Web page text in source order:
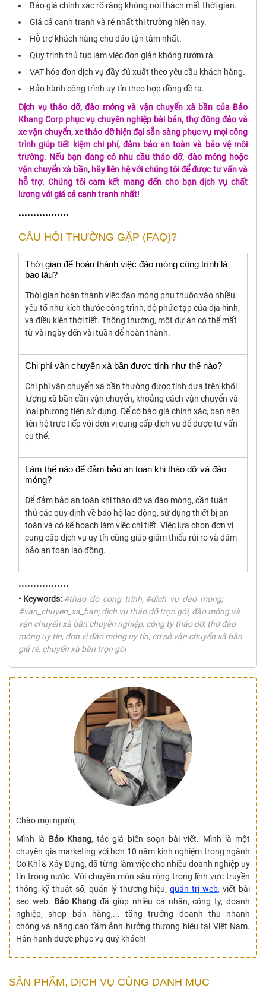
Báo giá chính xác rõ ràng không nói thách mất thời gian.
Giá cả cạnh tranh và rẻ nhất thị trường hiện nay.
Hỗ trợ khách hàng chu đáo tận tâm nhất.
Quy trình thủ tục làm việc đơn giản không rườm rà.
VAT hóa đơn dịch vụ đầy đủ xuất theo yêu cầu khách hàng.
Bảo hành công trình uy tín theo hợp đồng đề ra.
Dịch vụ tháo dỡ, đào móng và vận chuyển xà bần của Bảo
Khang Corp phục vụ chuyên nghiệp bài bản, thợ đông đảo và
xe vận chuyển, xe tháo dỡ hiện đại sẵn sàng phục vụ mọi công
trình giúp tiết kiệm chi phí, đảm bảo an toàn và bảo vệ môi
trường. Nếu bạn đang có nhu cầu tháo dỡ, đào móng hoặc
vận chuyển xà bần, hãy liên hệ với chúng tôi để được tư vấn và
hỗ trợ. Chúng tôi cam kết mang đến cho bạn dịch vụ chất
lượng với giá cả cạnh tranh nhất!
•••••••••••••••••
CÂU HỎI THƯỜNG GẶP (FAQ)?
Thời gian để hoàn thành việc đào móng công trình là
bao lâu?
Thời gian hoàn thành việc đào móng phụ thuộc vào nhiều
yếu tố như kích thước công trình, độ phức tạp của địa hình,
và điều kiện thời tiết. Thông thường, một dự án có thể mất
từ vài ngày đến vài tuần để hoàn thành.
Chi phí vận chuyển xà bần được tính như thế nào?
Chi phí vận chuyển xà bần thường được tính dựa trên khối
lượng xà bần cần vận chuyển, khoảng cách vận chuyển và
loại phương tiện sử dụng. Để có báo giá chính xác, bạn nên
liên hệ trực tiếp với đơn vị cung cấp dịch vụ để được tư vấn
cụ thể.
Làm thế nào để đảm bảo an toàn khi tháo dỡ và đào
móng?
Để đảm bảo an toàn khi tháo dỡ và đào móng, cần tuân
thủ các quy định về bảo hộ lao động, sử dụng thiết bị an
toàn và có kế hoạch làm việc chi tiết. Việc lựa chọn đơn vị
cung cấp dịch vụ uy tín cũng giúp giảm thiểu rủi ro và đảm
bảo an toàn lao động.
•••••••••••••••••
• Keywords: #thao_do_cong_trinh; #dich_vu_dao_mong;
#van_chuyen_xa_ban; dịch vụ tháo dỡ trọn gói, đào móng và
vận chuyển xà bần chuyên nghiệp, công ty tháo dỡ, thợ đào
móng uy tín, đơn vị đào móng uy tín, cơ sở vận chuyển xà bần
giá rẻ, chuyển xà bần trọn gói
Chào mọi người,
Mình là Bảo Khang, tác giả biên soạn bài viết. Mình là một
chuyên gia marketing với hơn 10 năm kinh nghiệm trong ngành
Cơ Khí & Xây Dựng, đã từng làm việc cho nhiều doanh nghiệp uy
tín trong nước. Với chuyên môn sâu rộng trong lĩnh vực truyền
thông kỹ thuật số, quản lý thương hiệu,quản trị web, viết bài
seo web. Bảo Khang đã giúp nhiều cá nhân, công ty, doanh
nghiệp, shop bán hàng,... tăng trưởng doanh thu nhanh
chóng và nâng cao tầm ảnh hưởng thương hiệu tại Việt Nam.
Hân hạnh được phục vụ quý khách!
SẢN PHẨM, DỊCH VỤ CÙNG DANH MỤC